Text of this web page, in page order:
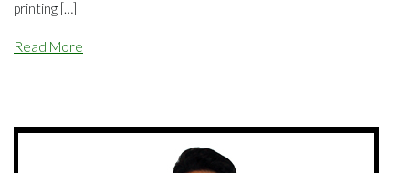
printing […]
Read More